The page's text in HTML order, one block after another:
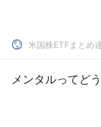
米国株ETFまとめ
メンタルってど